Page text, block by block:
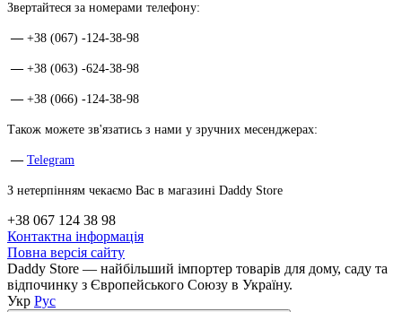
Звертайтеся за номерами телефону:
— +38 (067) -124-38-98
— +38 (063) -624-38-98
— +38 (066) -124-38-98
Також можете зв'язатись з нами у зручних месенджерах:
— Telegram
З нетерпінням чекаємо Вас в магазині Daddy Store
+38 067 124 38 98
Контактна інформація
Повна версія сайту
Daddy Store — найбільший імпортер товарів для дому, саду та
відпочинку з Європейського Союзу в Україну.
Укр Рус